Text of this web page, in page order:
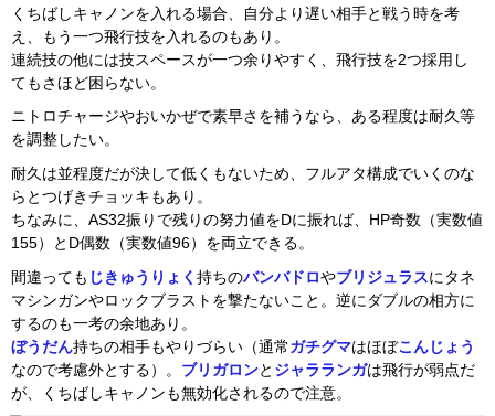
くちばしキャノンを入れる場合、自分より遅い相手と戦う時を考
え、もう一つ飛行技を入れるのもあり。
連続技の他には技スペースが一つ余りやすく、飛行技を2つ採用し
てもさほど困らない。
ニトロチャージやおいかぜで素早さを補うなら、ある程度は耐久等
を調整したい。
耐久は並程度だが決して低くもないため、フルアタ構成でいくのな
らとつげきチョッキもあり。
ちなみに、AS32振りで残りの努力値をDに振れば、HP奇数（実数値
155）とD偶数（実数値96）を両立できる。
間違っても じきゅうりょく持ちのバンバドロやブリジュラスにタネ
マシンガンやロックブラストを撃たないこと。逆にダブルの相方に
するのも一考の余地あり。
ぼうだん持ちの相手もやりづらい（通常 ガチグマはほぼこんじょう
なので考慮外とする）。 ブリガロンと ジャラランガは飛行が弱点だ
が、くちばしキャノンも無効化されるので注意。